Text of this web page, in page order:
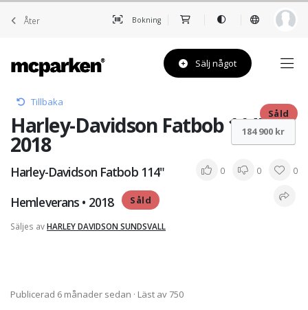
Åter Bokning
Sälj något
Tillbaka
Harley-Davidson Fatbob 114" •
2018
Såld
Harley-Davidson Fatbob 114"
Hemleverans • 2018
Såld
0 0 0
Säljes avHARLEY DAVIDSON SUNDSVALL
184 900 kr
Publicerad 6 månader sedan · Läst av 750